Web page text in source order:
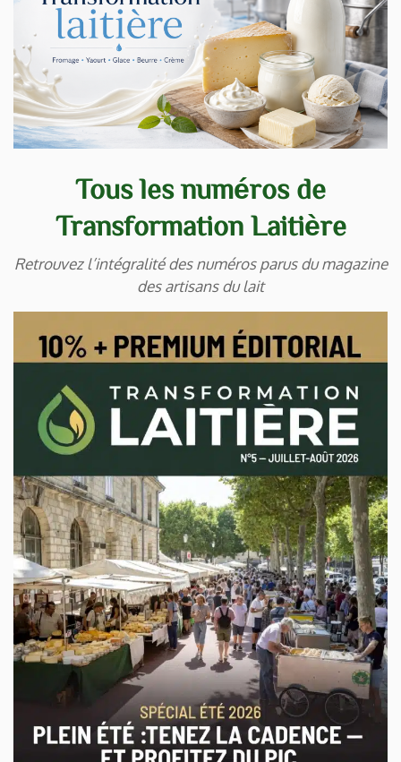
Tous les numéros de
Transformation Laitière
Retrouvez l’intégralité des numéros parus du magazine
des artisans du lait